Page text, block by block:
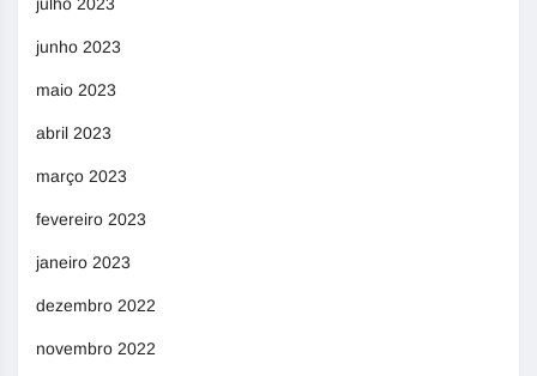
julho 2023
junho 2023
maio 2023
abril 2023
março 2023
fevereiro 2023
janeiro 2023
dezembro 2022
novembro 2022